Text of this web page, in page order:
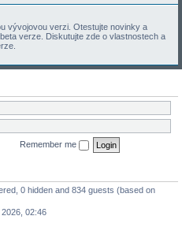
vývojovou verzi. Otestujte novinky a
verze. Diskutujte zde o vlastnostech a
Remember me
0 hidden and 834 guests (based on
02:46